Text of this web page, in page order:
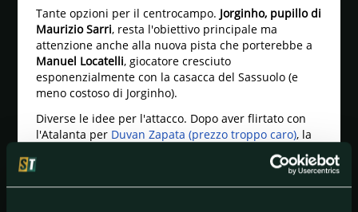
Tante opzioni per il centrocampo. Jorginho, pupillo di
Maurizio Sarri, resta l'obiettivo principale ma
attenzione anche alla nuova pista che porterebbe a
Manuel Locatelli, giocatore cresciuto
esponenzialmente con la casacca del Sassuolo (e
meno costoso di Jorginho).
Diverse le idee per l'attacco. Dopo aver flirtato con
l'Atalanta per Duvan Zapata (prezzo troppo caro), la
Arkadiusz Milik, ormai al capolinea della sua